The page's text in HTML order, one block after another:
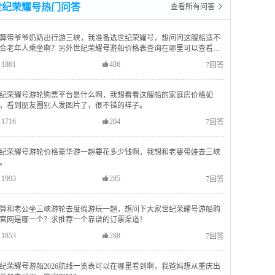
纪荣耀号热门问答 查看所有问答 
带爷爷奶奶出行游三峡，我准备选世纪荣耀号，想问问这艘船适不
老年人乘坐啊？另外世纪荣耀号游船价格表查询在哪里可以查看到
486 7回答
荣耀号游轮购票平台是什么啊，我想看看这艘船的家庭房价格如
看到朋友圈别人发图片了，很不错的样子。
204 7回答
荣耀号游轮价格豪华游一趟要花多少钱啊，我想和老婆带娃去三峡
285 7回答
和老公坐三峡游轮去度假游玩一趟，想问下大家世纪荣耀号游船购
网是哪一个？求推荐一个靠谱的订票渠道！
288 7回答
荣耀号游船2026航线一览表可以在哪里看到啊，我爸妈想从重庆出